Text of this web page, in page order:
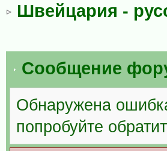
Швейцария -
Сообщение
Обнаружена
попробуйте